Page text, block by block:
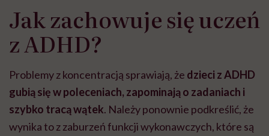
Jak zachowuje się uczeń
z ADHD?
Problemy z koncentracją sprawiają, że dzieci z ADHD
gubią się w poleceniach, zapominają o zadaniach i
szybko tracą wątek. Należy ponownie podkreślić, że
wynika to z zaburzeń funkcji wykonawczych, które są